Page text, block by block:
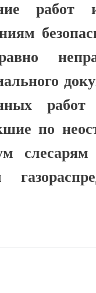
работ и
по
слесарям